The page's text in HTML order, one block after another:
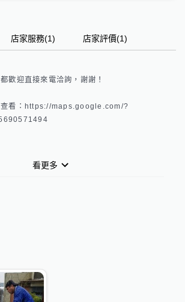
店家服務(1) 店家評價(1)
歡迎直接來電洽詢，謝謝！
看：https://maps.google.com/?
看更多